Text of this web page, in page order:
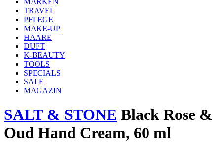
MARKEN
TRAVEL
PFLEGE
MAKE-UP
HAARE
DUFT
K-BEAUTY
TOOLS
SPECIALS
SALE
MAGAZIN
SALT & STONE Black Rose &
Oud Hand Cream, 60 ml